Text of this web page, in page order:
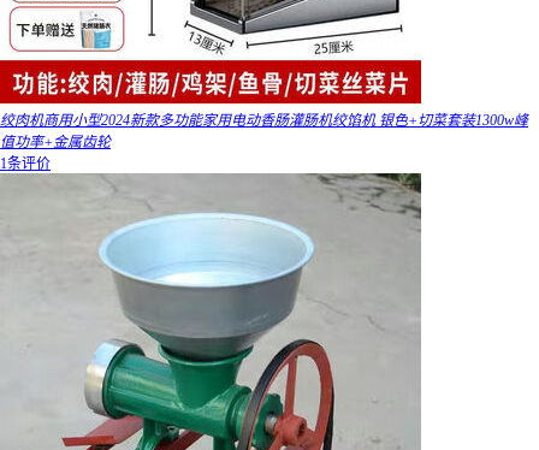
绞肉机商用小型2024新款多功能家用电动香肠灌肠机绞馅机 银色+切菜套装1300w峰
值功率+金属齿轮
1条评价